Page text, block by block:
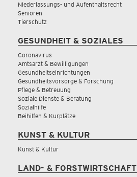
Niederlassungs- und Aufenthaltsrecht
Senioren
Tierschutz
GESUNDHEIT & SOZIALES
Coronavirus
Amtsarzt & Bewilligungen
Gesundheitseinrichtungen
Gesundheitsvorsorge & Forschung
Pflege & Betreuung
Soziale Dienste & Beratung
Sozialhilfe
Beihilfen & Kurplätze
KUNST & KULTUR
Kunst & Kultur
LAND- & FORSTWIRTSCHAFT